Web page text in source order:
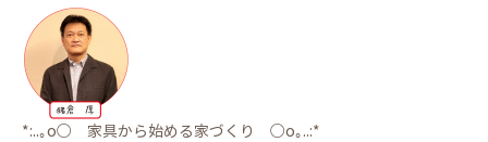
*:..｡o○ 家具から始める家づくり ○o｡..:*